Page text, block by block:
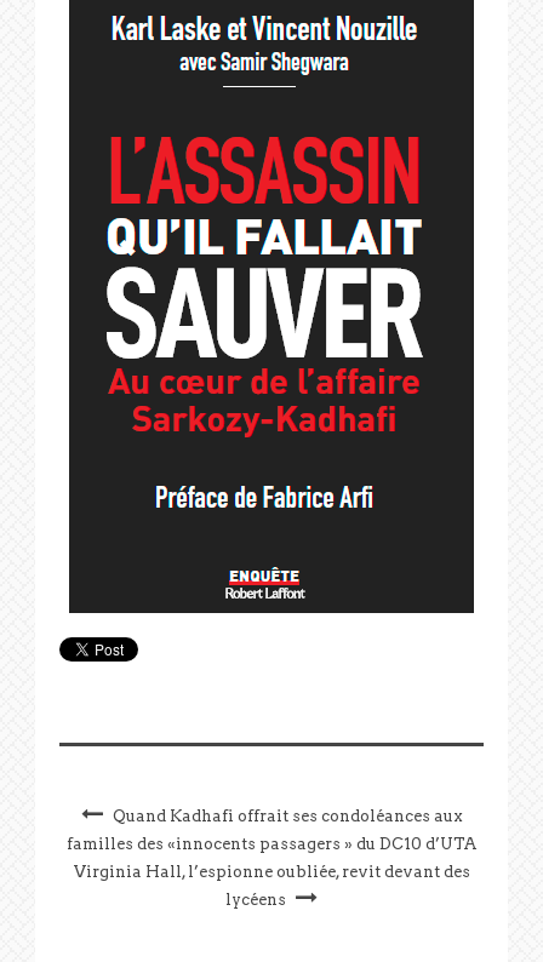
Quand Kadhafi offrait ses condoléances aux
familles des «innocents passagers » du DC10 d’UTA
Virginia Hall, l’espionne oubliée, revit devant des
lycéens